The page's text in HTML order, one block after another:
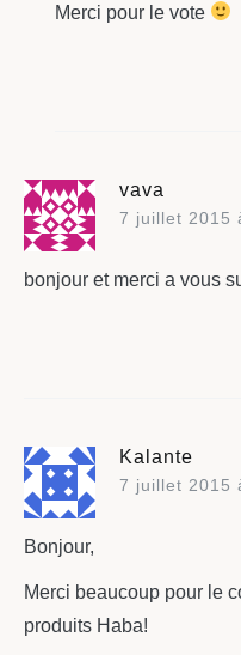
Merci pour le vote
vava
7 juillet 2015
bonjour et merci a vous
Kalante
7 juillet 2015
Bonjour,
Merci beaucoup pour le
produits Haba!